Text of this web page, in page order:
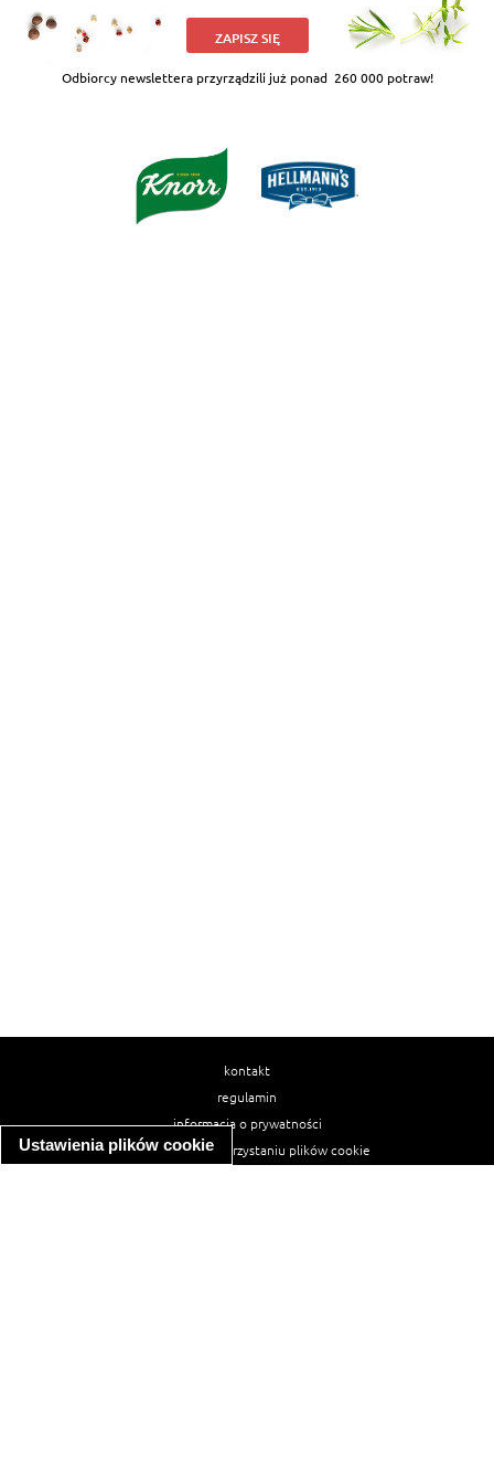
Ustawienia plików cookie
ZAPISZ SIĘ
Odbiorcy newslettera przyrządzili już ponad 260 000 potraw!
kontakt
regulamin
informacja o prywatności
informacja o wykorzystaniu plików cookie